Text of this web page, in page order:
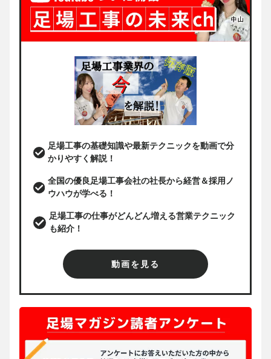
足場工事の基礎知識や最新テクニックを動画で分
かりやすく解説！
全国の優良足場工事会社の社長から経営＆採用ノ
ウハウが学べる！
足場工事の仕事がどんどん増える営業テクニック
も紹介！
動画を見る